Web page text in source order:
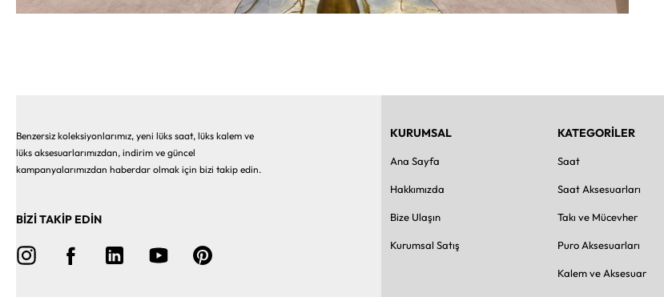
Benzersiz koleksiyonlarımız, yeni lüks saat, lüks kalem ve
lüks aksesuarlarımızdan, indirim ve güncel
kampanyalarımızdan haberdar olmak için bizi takip edin.
BİZİ TAKİP EDİN
KURUMSAL
Ana Sayfa
Hakkımızda
Bize Ulaşın
Kurumsal Satış
KATEGORİLER
Saat
Saat Aksesuarları
Takı ve Mücevher
Puro Aksesuarları
Kalem ve Aksesuar